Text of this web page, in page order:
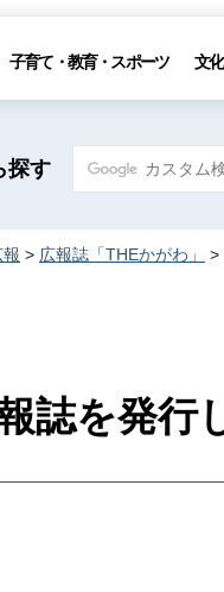
子育て・教育・スポーツ 文
探す
報 > 広報誌「THEかがわ」 >
誌を発行